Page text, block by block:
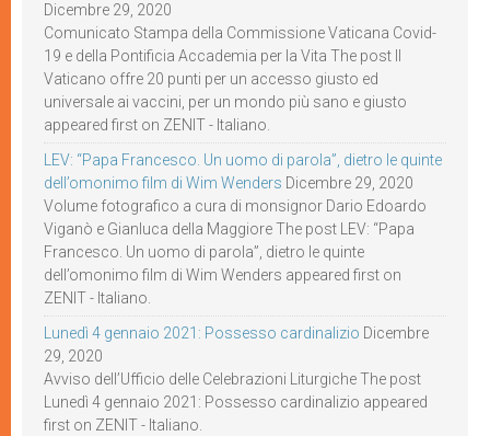
Dicembre 29, 2020
Comunicato Stampa della Commissione Vaticana Covid-
19 e della Pontificia Accademia per la Vita The post Il
Vaticano offre 20 punti per un accesso giusto ed
universale ai vaccini, per un mondo più sano e giusto
appeared first on ZENIT - Italiano.
LEV: “Papa Francesco. Un uomo di parola”, dietro le quinte
dell’omonimo film di Wim Wenders Dicembre 29, 2020
Volume fotografico a cura di monsignor Dario Edoardo
Viganò e Gianluca della Maggiore The post LEV: “Papa
Francesco. Un uomo di parola”, dietro le quinte
dell’omonimo film di Wim Wenders appeared first on
ZENIT - Italiano.
Lunedì 4 gennaio 2021: Possesso cardinalizio Dicembre
29, 2020
Avviso dell’Ufficio delle Celebrazioni Liturgiche The post
Lunedì 4 gennaio 2021: Possesso cardinalizio appeared
first on ZENIT - Italiano.